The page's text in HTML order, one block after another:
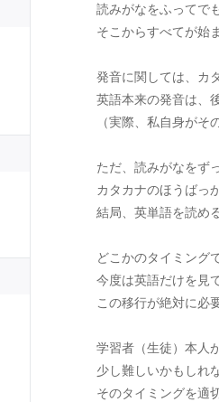
読みがなをふってで
そこからすべてが始
発音に関しては、カ
英語本来の発音は、
（実際、私自身がそ
ただ、読みがなをず
カタカナのほうばっ
結局、英単語を読め
どこかのタイミング
今度は英語だけを見
この移行が絶対に必
学習者（生徒）本人
少し難しいかもしれ
そのタイミングを適